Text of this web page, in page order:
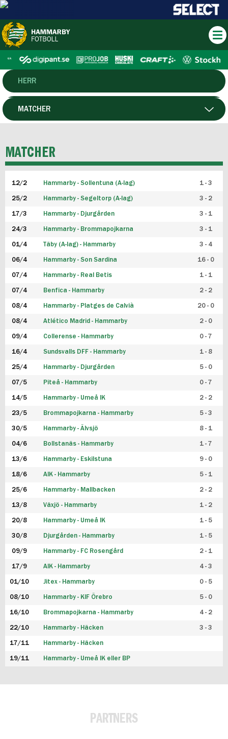
HERR
DAM
P19
F19
FUTSAL HERR
FUTSAL DAM
MATCHER
MATCHER
12/2 Hammarby - Sollentuna (A-lag) 1 - 3
25/2 Hammarby - Segeltorp (A-lag) 3 - 2
17/3 Hammarby - Djurgården 3 - 1
24/3 Hammarby - Brommapojkarna 3 - 1
01/4 Täby (A-lag) - Hammarby 3 - 4
06/4 Hammarby - Son Sardina 16 - 0
07/4 Hammarby - Real Betis 1 - 1
07/4 Benfica - Hammarby 2 - 2
08/4 Hammarby - Platges de Calvià 20 - 0
08/4 Atlético Madrid - Hammarby 2 - 0
09/4 Collerense - Hammarby 0 - 7
16/4 Sundsvalls DFF - Hammarby 1 - 8
25/4 Hammarby - Djurgården 5 - 0
07/5 Piteå - Hammarby 0 - 7
14/5 Hammarby - Umeå IK 2 - 2
23/5 Brommapojkarna - Hammarby 5 - 3
30/5 Hammarby - Älvsjö 8 - 1
04/6 Bollstanäs - Hammarby 1 - 7
13/6 Hammarby - Eskilstuna 9 - 0
18/6 AIK - Hammarby 5 - 1
25/6 Hammarby - Mallbacken 2 - 2
13/8 Växjö - Hammarby 1 - 2
20/8 Hammarby - Umeå IK 1 - 5
30/8 Djurgården - Hammarby 1 - 5
09/9 Hammarby - FC Rosengård 2 - 1
17/9 AIK - Hammarby 4 - 3
01/10 Jitex - Hammarby 0 - 5
08/10 Hammarby - KIF Örebro 5 - 0
16/10 Brommapojkarna - Hammarby 4 - 2
22/10 Hammarby - Häcken 3 - 3
17/11 Hammarby - Häcken
19/11 Hammarby - Umeå IK eller BP
PARTNERS